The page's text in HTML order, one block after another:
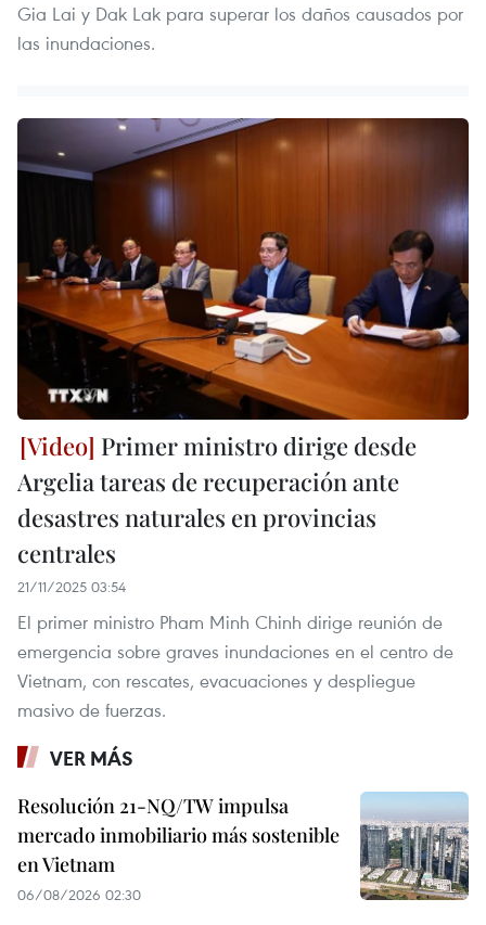
Gia Lai y Dak Lak para superar los daños causados por
las inundaciones.
Primer ministro dirige desde
Argelia tareas de recuperación ante
desastres naturales en provincias
centrales
21/11/2025 03:54
El primer ministro Pham Minh Chinh dirige reunión de
emergencia sobre graves inundaciones en el centro de
Vietnam, con rescates, evacuaciones y despliegue
masivo de fuerzas.
VER MÁS
Resolución 21-NQ/TW impulsa
mercado inmobiliario más sostenible
en Vietnam
06/08/2026 02:30